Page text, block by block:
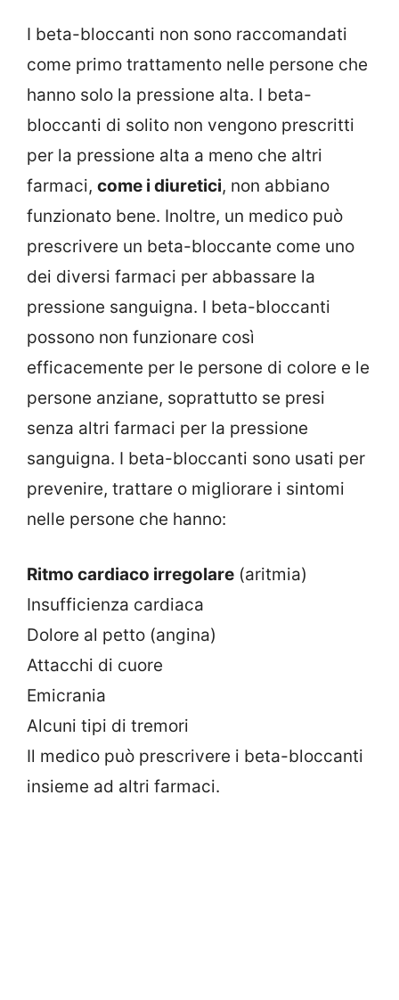
I beta-bloccanti non sono raccomandati
come primo trattamento nelle persone che
hanno solo la pressione alta. I beta-
bloccanti di solito non vengono prescritti
per la pressione alta a meno che altri
farmaci, come i diuretici, non abbiano
funzionato bene. Inoltre, un medico può
prescrivere un beta-bloccante come uno
dei diversi farmaci per abbassare la
pressione sanguigna. I beta-bloccanti
possono non funzionare così
efficacemente per le persone di colore e le
persone anziane, soprattutto se presi
senza altri farmaci per la pressione
sanguigna. I beta-bloccanti sono usati per
prevenire, trattare o migliorare i sintomi
nelle persone che hanno:
Ritmo cardiaco irregolare (aritmia)
Insufficienza cardiaca
Dolore al petto (angina)
Attacchi di cuore
Emicrania
Alcuni tipi di tremori
Il medico può prescrivere i beta-bloccanti
insieme ad altri farmaci.